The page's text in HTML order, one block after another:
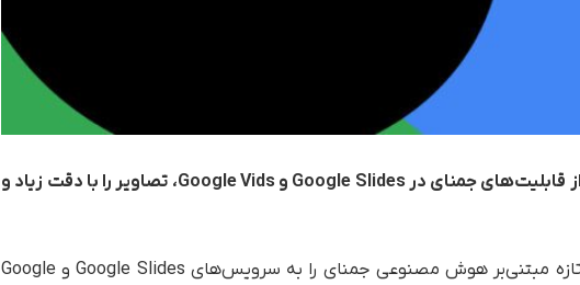
کاربران اکنون می‌توانند با استفاده از قابلیت‌های جمنای در Google Slides و Google Vids، تصاویر را با دقت زیاد و
به گزارش تک‌ناک، گوگل دو قابلیت تازه مبتنی‌بر هوش مصنوعی جمنای را به سرویس‌های Google Slides و Google